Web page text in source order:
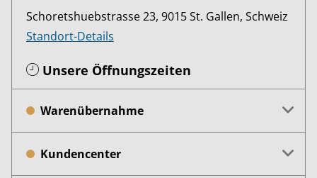
Schoretshuebstrasse 23, 9015 St. Gallen, Schweiz
Standort-Details
Unsere Öffnungszeiten
Warenübernahme
Kundencenter